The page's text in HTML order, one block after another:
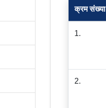
क्रम संख्या
1.
2.